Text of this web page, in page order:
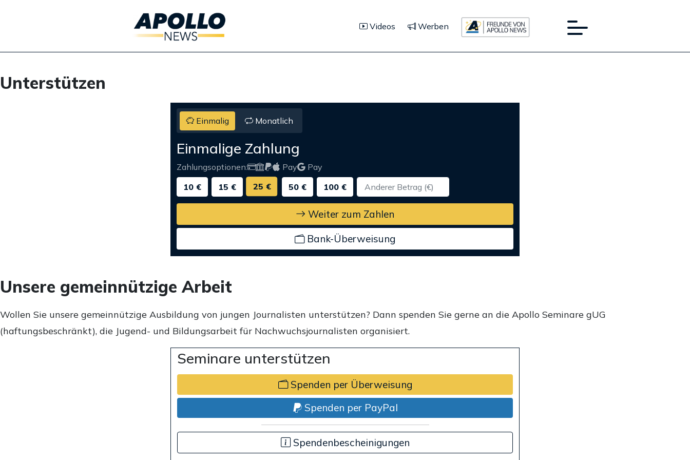
Videos Werben
Unterstützen
Einmalig Monatlich
Einmalige Zahlung
Zahlungsoptionen: Pay
Pay
10 €
15 € 25 € 50 € 100 €
Weiter zum Zahlen
Bank-Überweisung
Unsere gemeinnützige Arbeit
Wollen Sie unsere gemeinnützige Ausbildung von jungen Journalisten unterstützen? Dann spenden Sie gerne an die Apollo Seminare gUG
(haftungsbeschränkt), die Jugend- und Bildungsarbeit für Nachwuchsjournalisten organisiert.
Seminare unterstützen
Spenden per Überweisung
Spenden per PayPal
Spendenbescheinigungen